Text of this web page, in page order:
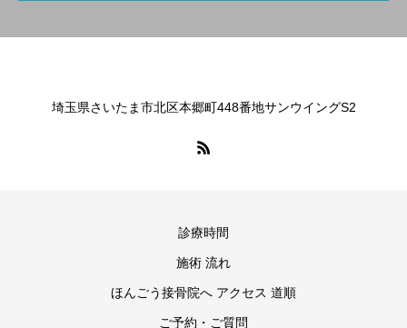
埼玉県さいたま市北区本郷町448番地サンウイングS2
診療時間
施術 流れ
ほんごう接骨院へ アクセス 道順
ご予約・ご質問